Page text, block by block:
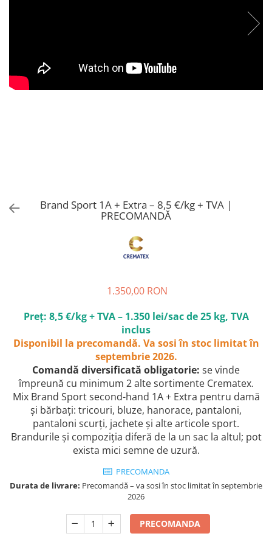
Brand Sport 1A + Extra – 8,5 €/kg + TVA |
PRECOMANDĂ
1.350,00 RON
Preț: 8,5 €/kg + TVA – 1.350 lei/sac de 25 kg, TVA
inclus
Disponibil la precomandă. Va sosi în stoc limitat în
septembrie 2026.
Comandă diversificată obligatorie: se vinde
împreună cu minimum 2 alte sortimente Crematex.
Mix Brand Sport second-hand 1A + Extra pentru damă
și bărbați: tricouri, bluze, hanorace, pantaloni,
pantaloni scurți, jachete și alte articole sport.
Brandurile și compoziția diferă de la un sac la altul; pot
exista mici semne de uzură.
PRECOMANDA
Durata de livrare: Precomandă – va sosi în stoc limitat în septembrie
2026
PRECOMANDA